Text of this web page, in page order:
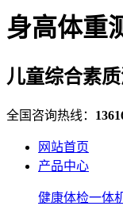
身高体重
儿童综合素
全国咨询热线：
网站首页
产品中心
健康体检一体